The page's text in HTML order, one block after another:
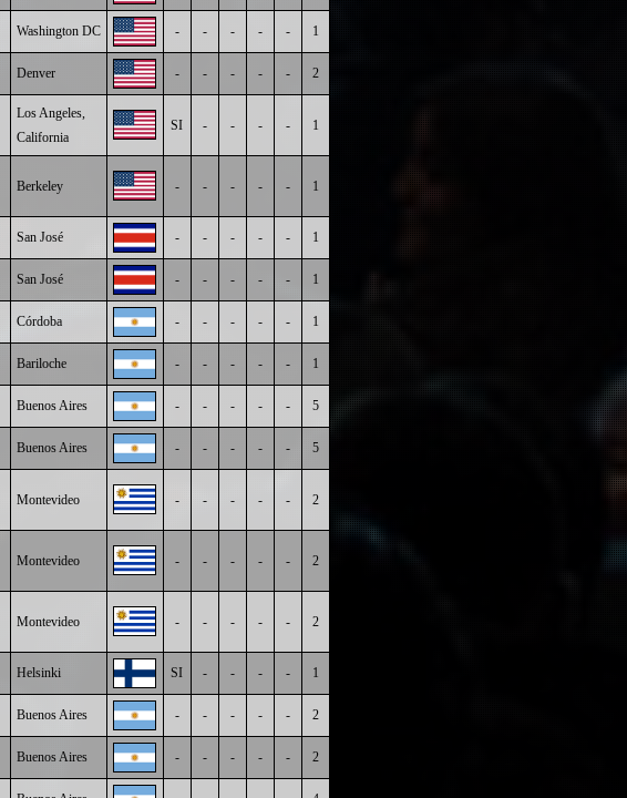
Washington DC - - - - - 1
Denver - - - - - 2
Los Angeles,
California
SI - - - - 1
Berkeley - - - - - 1
San José - - - - - 1
San José - - - - - 1
Córdoba - - - - - 1
Bariloche - - - - - 1
Buenos Aires - - - - - 5
Buenos Aires - - - - - 5
Montevideo - - - - - 2
Montevideo - - - - - 2
Montevideo - - - - - 2
Helsinki SI - - - - 1
Buenos Aires - - - - - 2
Buenos Aires - - - - - 2